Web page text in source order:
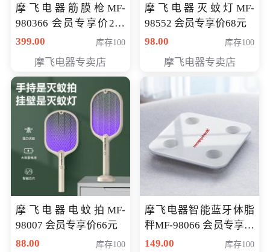
摩飞电器筋膜枪MF-
980366 会员专享价299
元
399.00 库存100
摩飞电器专卖店
摩飞电器灭蚊灯MF-
98552 会员专享价68元
98.00
库存100
摩飞电器专卖店
摩飞电器电蚊拍MF-
98007 会员专享价66元
88.00
库存100
摩飞电器智能蓝牙体脂
秤MF-98066 会员专享价
98元
149.00 库存100